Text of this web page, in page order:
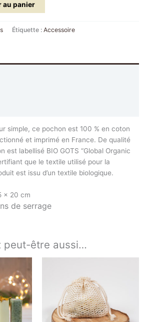
au panier
Étiquette : Accessoire
simple, ce pochon est 100 % en coton
et imprimé en France. De qualité
est labellisé BIO GOTS “Global Organic
que le textile utilisé pour la
est issu d’un textile biologique.
x 20 cm
de serrage
peut-être aussi…